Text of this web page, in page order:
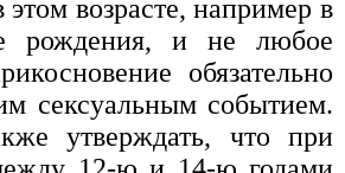
возрасте, например в
рождения, и не любое
обязательно
сексуальным событием.
утверждать, что при